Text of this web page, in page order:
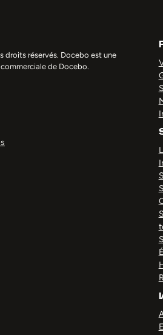
droits réservés. Docebo est une
de Docebo.